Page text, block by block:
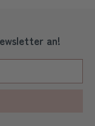
an!